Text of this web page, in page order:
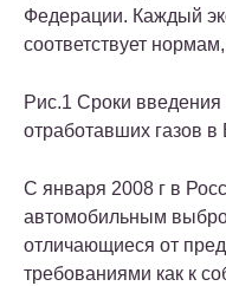
Федерации. Каждый
соответствует
Рис.1 Сроки введения
отработавших газов
С января 2008 г в
автомобильным
отличающиеся от
требованиями как к